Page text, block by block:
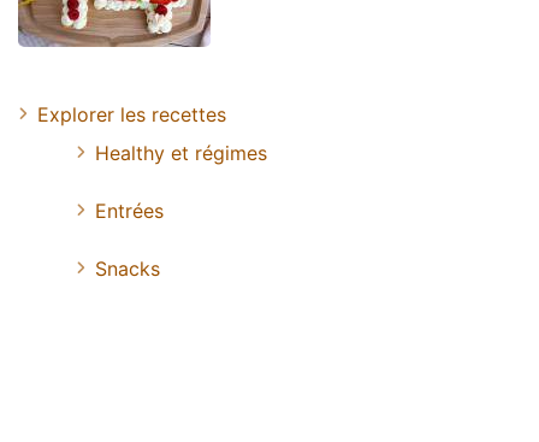
Explorer les recettes
Healthy et régimes
Entrées
Snacks